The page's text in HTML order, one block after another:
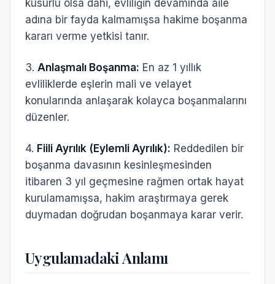
kusurlu olsa dahi, evliliğin devamında aile
adına bir fayda kalmamışsa hakime boşanma
kararı verme yetkisi tanır.
3. Anlaşmalı Boşanma: En az 1 yıllık
evliliklerde eşlerin mali ve velayet
konularında anlaşarak kolayca boşanmalarını
düzenler.
4. Fiili Ayrılık (Eylemli Ayrılık): Reddedilen bir
boşanma davasının kesinleşmesinden
itibaren 3 yıl geçmesine rağmen ortak hayat
kurulamamışsa, hakim araştırmaya gerek
duymadan doğrudan boşanmaya karar verir.
Uygulamadaki Anlamı